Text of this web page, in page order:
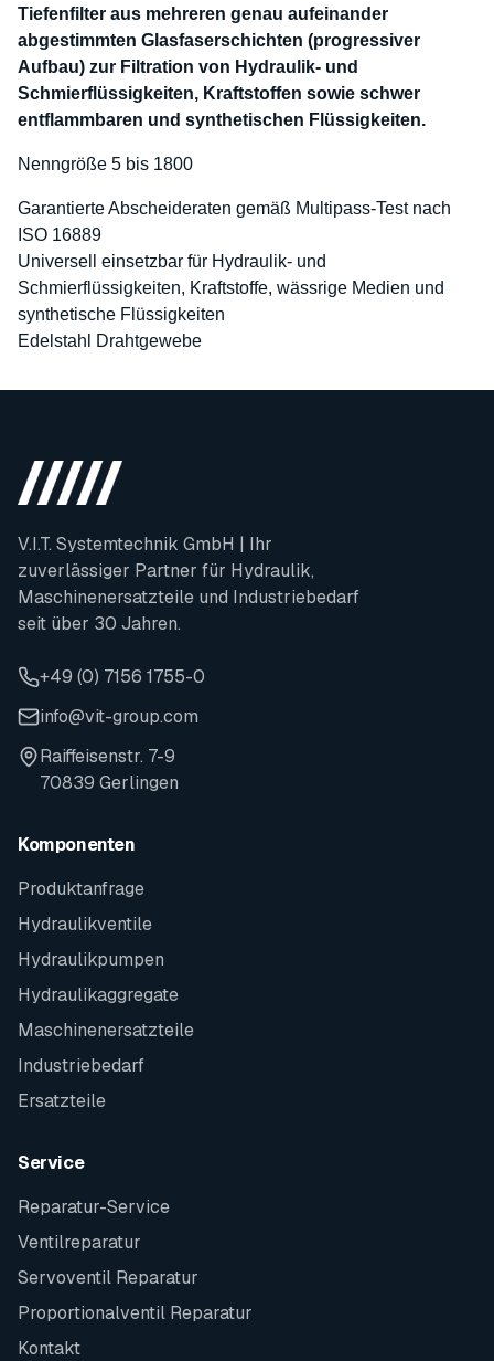
Tiefenfilter aus mehreren genau aufeinander
abgestimmten Glasfaserschichten (progressiver
Aufbau) zur Filtration von Hydraulik- und
Schmierflüssigkeiten, Kraftstoffen sowie schwer
entflammbaren und synthetischen Flüssigkeiten.
Nenngröße 5 bis 1800
Garantierte Abscheideraten gemäß Multipass-Test nach
ISO 16889
Universell einsetzbar für Hydraulik- und
Schmierflüssigkeiten, Kraftstoffe, wässrige Medien und
synthetische Flüssigkeiten
Edelstahl Drahtgewebe
V.I.T. Systemtechnik GmbH | Ihr
zuverlässiger Partner für Hydraulik,
Maschinenersatzteile und Industriebedarf
seit über 30 Jahren.
+49 (0) 7156 1755-0
info@vit-group.com
Raiffeisenstr. 7-9
70839 Gerlingen
Komponenten
Produktanfrage
Hydraulikventile
Hydraulikpumpen
Hydraulikaggregate
Maschinenersatzteile
Industriebedarf
Ersatzteile
Service
Reparatur-Service
Ventilreparatur
Servoventil Reparatur
Proportionalventil Reparatur
Kontakt